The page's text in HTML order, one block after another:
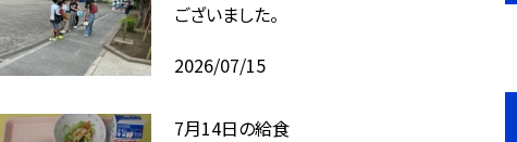
ございました。
2026/07/15
7月14日の給食